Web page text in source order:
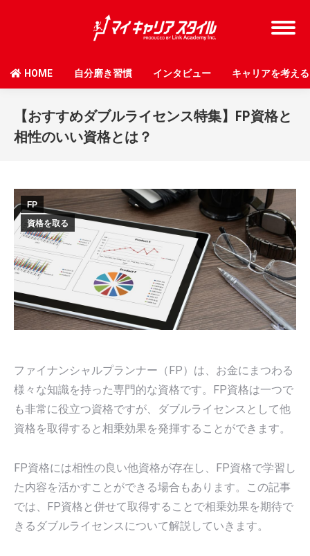
HOME 自分磨き習慣 インタビュー キャリアを考える
【おすすめダブルライセンス特集】FP資格と
相性のいい資格とは？
FP
資格を取る
ファイナンシャルプランナー（FP）は、お金にまつわる
様々な知識を持った専門的な資格です。FP資格は一つで
も非常に役立つ資格ですが、ダブルライセンスとして他
資格を取得すると相乗効果を発揮することができます。
FP資格には相性の良い他資格が存在し、FP資格で学習し
た内容を活かすことができる場合もあります。この記事
では、FP資格と併せて取得することで相乗効果を期待で
きるダブルライセンスについて解説していきます。